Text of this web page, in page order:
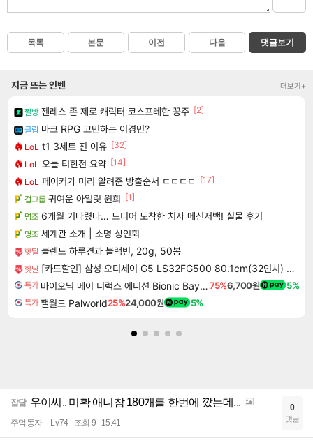
목록 본문 이전 다음 댓글보기
지금 뜨는 인벤 더보기+
짤방 젠레스 존 제로 캐릭터 코스프레한 꽁주 [2]
클립 마크 RPG 고민하는 이경민?
LoL t1 3세트 진 이유 [32]
LoL 오늘 티한전 요약 [14]
LoL 페이커가 미리 알려준 방출순서 ㄷㄷㄷㄷ [17]
걸그룹 귀여운 아일릿 원희 [1]
명조 6개월 기다렸다… 드디어 도착한 치사 메신저백! 실물 후기
명조 세계관 소개 | 소명 상인회
핫딜 블렌드 하루견과 블랙빈, 20g, 50봉
핫딜 [카드할인] 삼성 오디세이 G5 LS32FG500 80.1cm(32인치) 게이밍 모니터 180Hz
특가 바이오닉 베이 디럭스 에디션 Bionic Bay Deluxe Edition75%6,700원 5%
특가 팰월드 Palworld25%24,000원 5%
잡담 우이씨.. 미확 애니참 180개를 한번에 깠는데...
주먹동자 Lv.74 조회 9 15:41
0
댓글